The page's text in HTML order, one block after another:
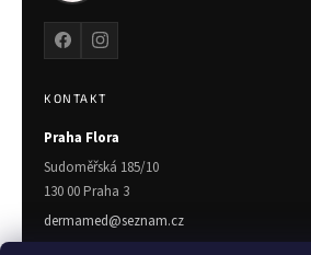
KONTAKT
Praha Flora
Sudoměřská 185/10
130 00 Praha 3
dermamed@seznam.cz
775 719 672